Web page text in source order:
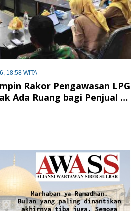
18:58 WITA
Rakor Pengawasan LPG
Ada Ruang bagi Penjual di